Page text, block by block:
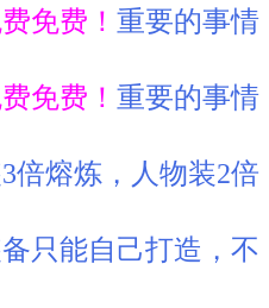
免费！ 重要的事情
免费！ 重要的事情
倍熔炼，人物装2倍
只能自己打造，不